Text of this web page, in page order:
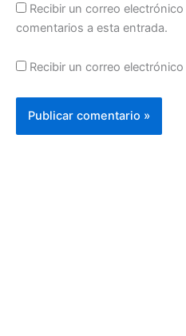
Recibir un correo
comentarios a esta entrada.
Recibir un correo